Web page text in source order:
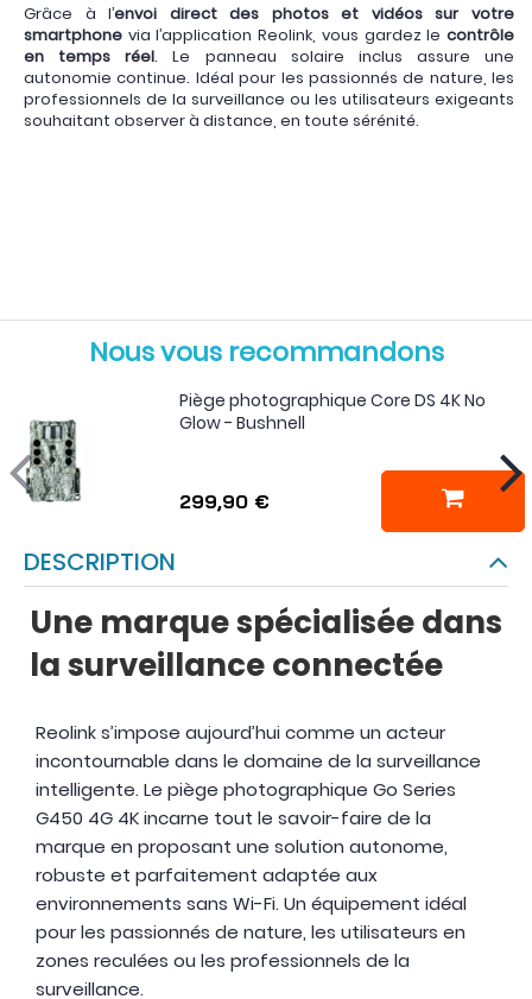
Grâce à l’envoi direct des photos et vidéos sur votre
smartphone via l’application Reolink, vous gardez le contrôle
en temps réel. Le panneau solaire inclus assure une
autonomie continue. Idéal pour les passionnés de nature, les
professionnels de la surveillance ou les utilisateurs exigeants
souhaitant observer à distance, en toute sérénité.
Nous vous recommandons
Piège photographique Core DS 4K No
Glow - Bushnell
299,90 €
DESCRIPTION
Une marque spécialisée dans
la surveillance connectée
Reolink s’impose aujourd’hui comme un acteur
incontournable dans le domaine de la surveillance
intelligente. Le piège photographique Go Series
G450 4G 4K incarne tout le savoir-faire de la
marque en proposant une solution autonome,
robuste et parfaitement adaptée aux
environnements sans Wi-Fi. Un équipement idéal
pour les passionnés de nature, les utilisateurs en
zones reculées ou les professionnels de la
surveillance.